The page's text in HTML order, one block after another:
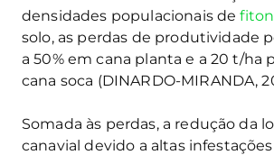
densidades populacionais de
solo, as perdas de produtividade
a 50% em cana planta e a 20 t/ha
cana soca (DINARDO-MIRANDA,
Somada às perdas, a redução da
canavial devido a altas